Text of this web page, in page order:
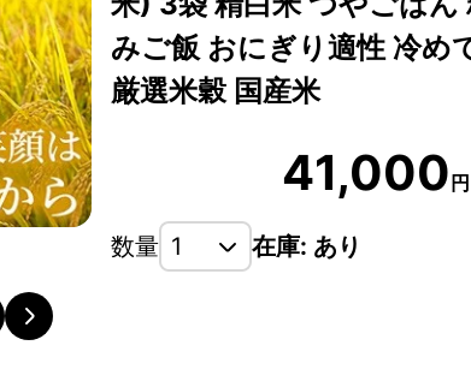
大地と向き合う自然栽培への道
みご飯 おにぎり適性 冷め
厳選米穀 国産米
41,000円
数量 在庫: あり